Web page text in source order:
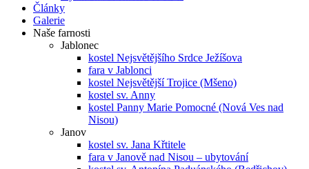
Články
Galerie
Naše farnosti
Jablonec
kostel Nejsvětějšího Srdce Ježíšova
fara v Jablonci
kostel Nejsvětější Trojice (Mšeno)
kostel sv. Anny
kostel Panny Marie Pomocné (Nová Ves nad
Nisou)
Janov
kostel sv. Jana Křtitele
fara v Janově nad Nisou – ubytování